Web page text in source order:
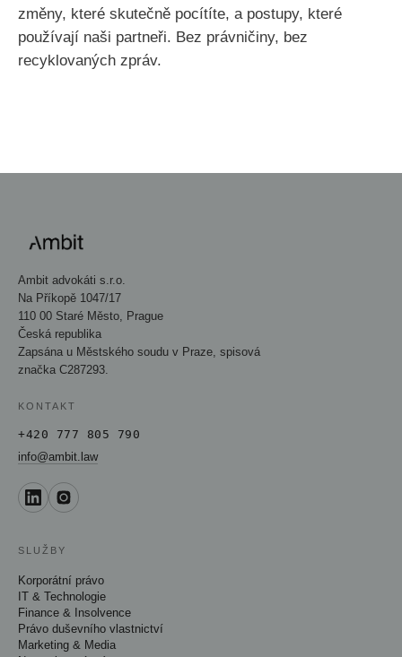
změny, které skutečně pocítíte, a postupy, které
používají naši partneři. Bez právničiny, bez
recyklovaných zpráv.
Ambit advokáti s.r.o.
Na Příkopě 1047/17
110 00 Staré Město, Prague
Česká republika
Zapsána u Městského soudu v Praze, spisová
značka C287293.
KONTAKT
+420 777 805 790
info@ambit.law
SLUŽBY
Korporátní právo
IT & Technologie
Finance & Insolvence
Právo duševního vlastnictví
Marketing & Media